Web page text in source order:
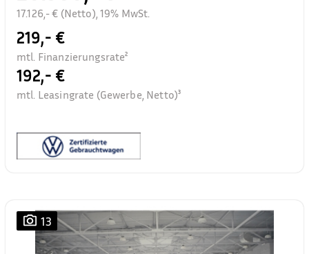
17.126,- € (Netto), 19% MwSt.
219,- €
mtl. Finanzierungsrate²
192,- €
mtl. Leasingrate (Gewerbe, Netto)³
13